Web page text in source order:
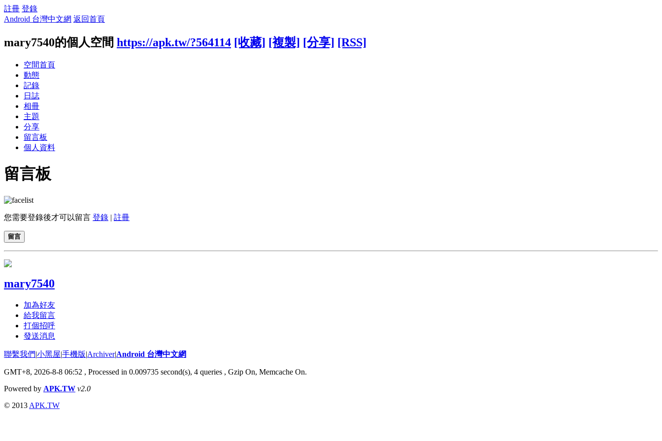
註冊 登錄
Android 台灣中文網 返回首頁
mary7540的個人空間 https://apk.tw/?564114 [收藏] [複製] [分享] [RSS]
空間首頁
動態
記錄
日誌
相冊
主題
分享
留言板
個人資料
留言板
您需要登錄後才可以留言 登錄 | 註冊
留言
mary7540
加為好友
給我留言
打個招呼
發送消息
聯繫我們|小黑屋|手機版|Archiver|Android 台灣中文網
GMT+8, 2026-8-8 06:52 , Processed in 0.009735 second(s), 4 queries , Gzip On, Memcache On.
Powered by APK.TW v2.0
© 2013 APK.TW